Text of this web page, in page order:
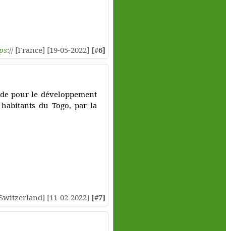
:// [France] [19-05-2022] [#6]
pour le développement
du Togo, par la
[11-02-2022] [#7]